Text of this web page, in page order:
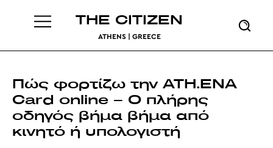
THE CITIZEN
ATHENS | GREECE
Πώς φορτίζω την ATH.ENA
Card online – Ο πλήρης
οδηγός βήμα βήμα από
κινητό ή υπολογιστή